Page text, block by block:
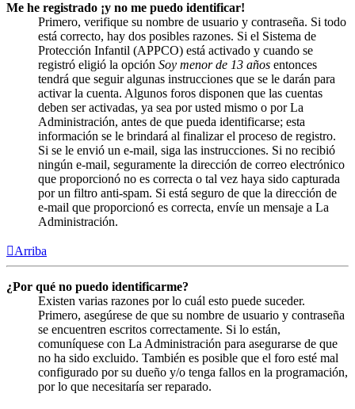
Me he registrado ¡y no me puedo identificar!
Primero, verifique su nombre de usuario y contraseña. Si todo
está correcto, hay dos posibles razones. Si el Sistema de
Protección Infantil (APPCO) está activado y cuando se
registró eligió la opción Soy menor de 13 años entonces
tendrá que seguir algunas instrucciones que se le darán para
activar la cuenta. Algunos foros disponen que las cuentas
deben ser activadas, ya sea por usted mismo o por La
Administración, antes de que pueda identificarse; esta
información se le brindará al finalizar el proceso de registro.
Si se le envió un e-mail, siga las instrucciones. Si no recibió
ningún e-mail, seguramente la dirección de correo electrónico
que proporcionó no es correcta o tal vez haya sido capturada
por un filtro anti-spam. Si está seguro de que la dirección de
e-mail que proporcionó es correcta, envíe un mensaje a La
Administración.
Arriba
¿Por qué no puedo identificarme?
Existen varias razones por lo cuál esto puede suceder.
Primero, asegúrese de que su nombre de usuario y contraseña
se encuentren escritos correctamente. Si lo están,
comuníquese con La Administración para asegurarse de que
no ha sido excluido. También es posible que el foro esté mal
configurado por su dueño y/o tenga fallos en la programación,
por lo que necesitaría ser reparado.